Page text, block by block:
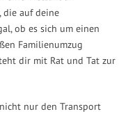
die auf deine
ob es sich um einen
Familienumzug
dir mit Rat und Tat zur
nur den Transport